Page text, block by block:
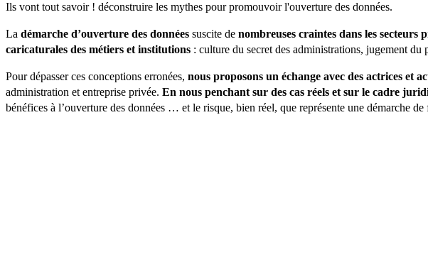
Ils vont tout savoir ! déconstruire les mythes pour promouvoir l'ouverture des données.
La démarche d’ouverture des données suscite de nombreuses craintes dans les secteurs
caricaturales des métiers et institutions : culture du secret des administrations, jugement
Pour dépasser ces conceptions erronées, nous proposons un échange avec des actrices et
administration et entreprise privée. En nous penchant sur des cas réels et sur le cadre
bénéfices à l’ouverture des données … et le risque, bien réel, que représente une démarche de